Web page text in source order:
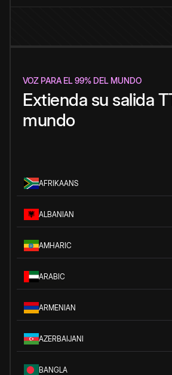
VOZ PARA EL 99% DEL MUNDO
Extienda su salida
mundo
AFRIKAANS
ALBANIAN
AMHARIC
ARABIC
ARMENIAN
AZERBAIJANI
BANGLA